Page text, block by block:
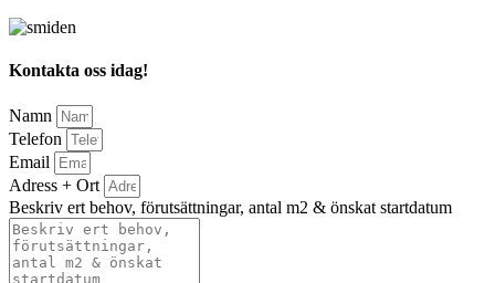
Kontakta oss idag!
Namn
Telefon
Email
Adress + Ort
Beskriv ert behov, förutsättningar, antal m2 & önskat startdatum